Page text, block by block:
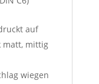
auf
matt, mittig
wiegen